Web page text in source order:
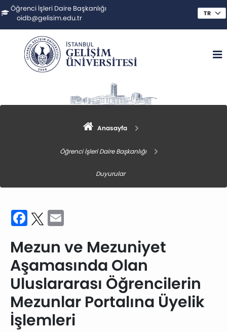
Öğrenci İşleri Daire Başkanlığı
oidb@gelisim.edu.tr
Anasayfa
Öğrenci İşleri Daire Başkanlığı
Duyurular
Facebook
Twitter
Mezun ve Mezuniyet
Aşamasında Olan
Uluslararası Öğrencilerin
Mezunlar Portalına Üyelik
İşlemleri